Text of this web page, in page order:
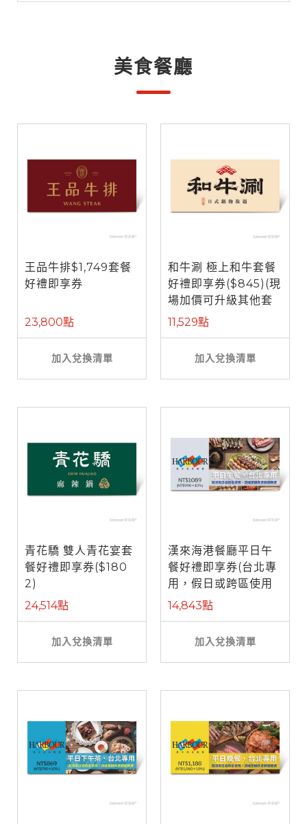
美食餐廳
王品牛排$1,749套餐
好禮即享券
23,800點
加入兌換清單
和牛涮 極上和牛套餐
好禮即享券($845)(現
場加價可升級其他套
餐)
11,529點
加入兌換清單
青花驕 雙人青花宴套
餐好禮即享券($180
2)
24,514點
加入兌換清單
漢來海港餐廳平日午
餐好禮即享券(台北專
用，假日或跨區使用
需補差額)
14,843點
加入兌換清單